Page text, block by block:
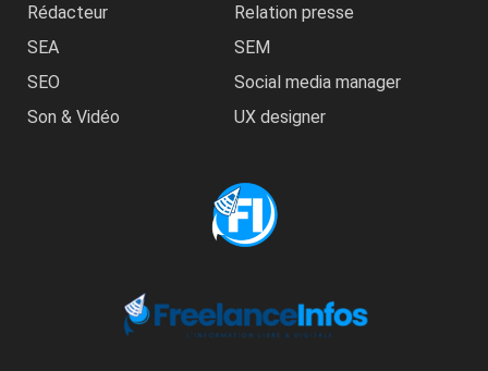
Rédacteur
Relation presse
SEA
SEM
SEO
Social media manager
Son & Vidéo
UX designer